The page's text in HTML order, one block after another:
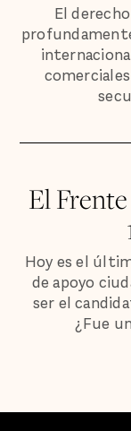
El
El
Hoy es el
de apoyo
ser el
¿Fue